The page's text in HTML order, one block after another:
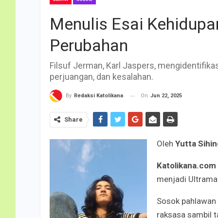
Menulis Esai
Perubahan
Filsuf Jerman, Karl Jaspers,
perjuangan, dan kesalahan.
By Redaksi Katolikana On Jun 22, 2025
Share
Oleh Yutta
Katolikana.com
menjadi
Sosok
raksasa sambil